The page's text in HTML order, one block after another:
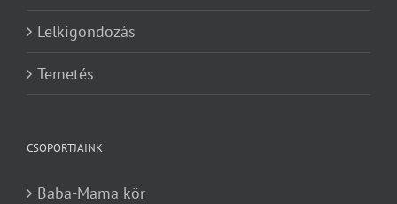
Lelkigondozás
Temetés
CSOPORTJAINK
Baba-Mama kör